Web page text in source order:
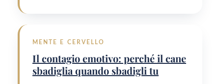
MENTE E CERVELLO
Il contagio emotivo: perché il cane
sbadiglia quando sbadigli tu